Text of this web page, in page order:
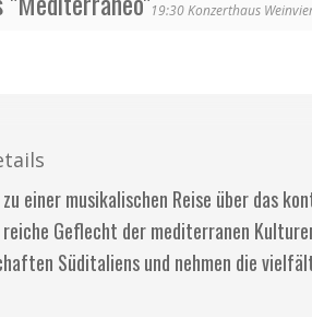
19:30Konzerthaus
einer musikalischen Reise über das
Geflecht der mediterranen
Süditaliens und nehmen die